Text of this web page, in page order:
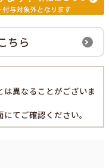
ちら
異なることがございま
てご確認ください。